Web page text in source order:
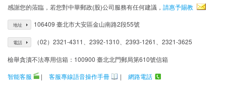
感謝您的蒞臨，若您對中華郵政(股)公司服務有任何建議， 請惠予賜教
地址 106409 臺北市大安區金山南路2段55號
電話 （02）2321-4311、2392-1310、2393-1261、2321-3625
檢舉貪瀆不法專用信箱：100900 臺北北門郵局第610號信箱
智能客服
| 客服專線語音操作手冊 | 網路電話